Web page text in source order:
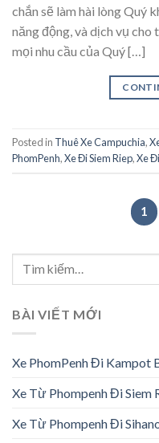
chắn sẽ làm hài lòng Quý
năng động, và dịch vụ cho
mọi nhu cầu của Quý […]
Posted in Thuê Xe Campuchia,
PhomPenh,Xe Đi Siem Riep,Xe
1
BÀI VIẾT MỚI
Xe PhomPenh Đi Kampot
Xe Từ Phompenh Đi Siem
Xe Từ Phompenh Đi